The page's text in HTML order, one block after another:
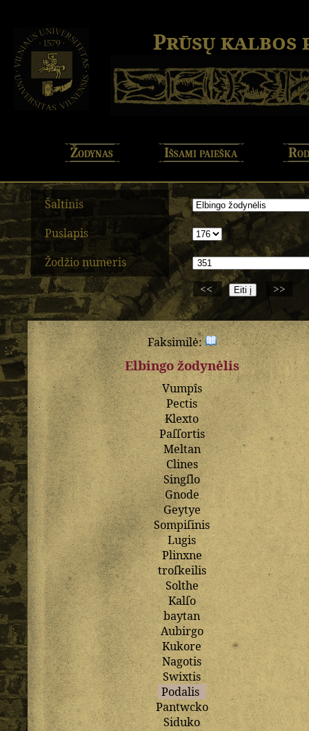
Prūsų kalbos
Žodynas Išsami paieška
Šaltinis
Puslapis
Žodžio numeris
<<
>>
Faksimilė:
Elbingo žodynėlis
Vumpîs
Pectis
Klexto
Paſſortis
Meltan
Clines
Singſlo
Gnode
Geytye
Sompiſinis
Lugis
Plinxne
troſkeilis
Solthe
Kalſo
baytan
Aubirgo
Kukore
Nagotis
Swixtis
Podalis
Pantwcko
Siduko